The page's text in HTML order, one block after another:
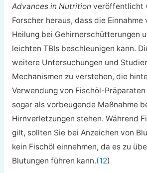
Advances in Nutrition veröffentlicht
Forscher heraus, dass die Einnahme
Heilung bei Gehirnerschütterungen
leichten TBIs beschleunigen kann.
weitere Untersuchungen und
Mechanismen zu verstehen, die
Verwendung von Fischöl-
sogar als vorbeugende Maßnahme
Hirnverletzungen stehen. Während
gilt, sollten Sie bei Anzeichen von
kein Fischöl einnehmen, da es zu
Blutungen führen kann.(12)